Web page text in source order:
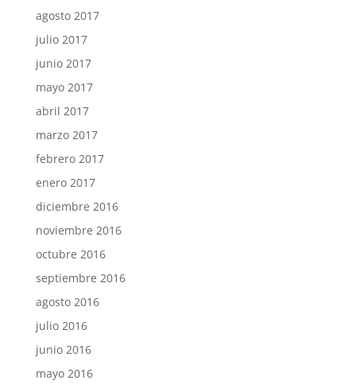
agosto 2017
julio 2017
junio 2017
mayo 2017
abril 2017
marzo 2017
febrero 2017
enero 2017
diciembre 2016
noviembre 2016
octubre 2016
septiembre 2016
agosto 2016
julio 2016
junio 2016
mayo 2016